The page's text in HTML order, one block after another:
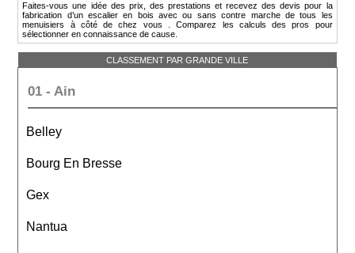
Faites-vous une idée des prix, des prestations et recevez des devis pour la
fabrication d’un escalier en bois avec ou sans contre marche de tous les
menuisiers à côté de chez vous . Comparez les calculs des pros pour
sélectionner en connaissance de cause.
CLASSEMENT PAR GRANDE VILLE
01 - Ain
Belley
Bourg En Bresse
Gex
Nantua